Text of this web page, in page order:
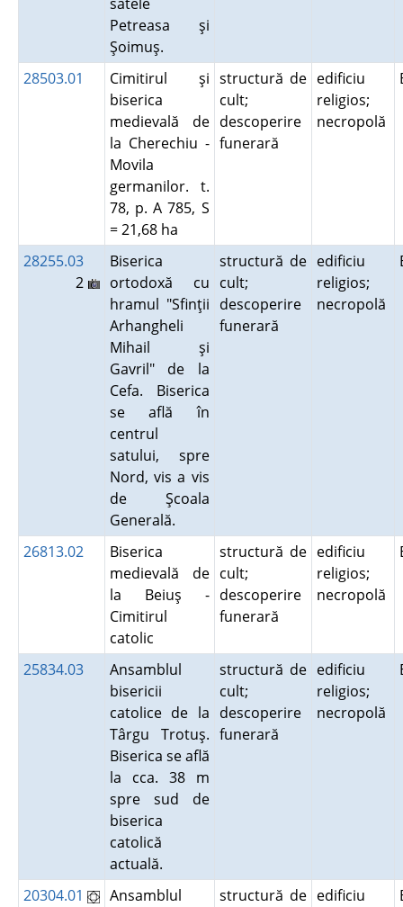
Petreasa şi
Şoimuş.
28503.01
Cimitirul şi
biserica
medievală de
la Cherechiu -
Movila
germanilor. t.
78, p. A 785, S
= 21,68 ha
structură de
cult;
descoperire
funerară
edificiu
religios;
necropolă
28255.03
2
Biserica
ortodoxă cu
hramul "Sfinţii
Arhangheli
Mihail şi
Gavril" de la
Cefa. Biserica
se află în
centrul
satului, spre
Nord, vis a vis
de Şcoala
Generală.
structură de
cult;
descoperire
funerară
edificiu
religios;
necropolă
26813.02
Biserica
medievală de
la Beiuş -
Cimitirul
catolic
structură de
cult;
descoperire
funerară
edificiu
religios;
necropolă
25834.03
Ansamblul
bisericii
catolice de la
Târgu Trotuş.
Biserica se află
la cca. 38 m
spre sud de
biserica
catolică
actuală.
structură de
cult;
descoperire
funerară
edificiu
religios;
necropolă
20304.01
Ansamblul
structură de edificiu